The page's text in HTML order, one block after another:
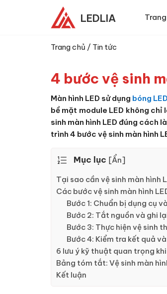
LEDLIA
Trang chủ / Tin tức
4 bước vệ sinh
Màn hình LED sử dụng bóng
bề mặt module LED không
sinh màn hình LED đúng cách
trình 4 bước vệ sinh màn hình
Mục lục [Ẩn]
Tại sao cần vệ sinh màn hình
Các bước vệ sinh màn hình
Bước 1: Chuẩn bị dụng cụ
Bước 2: Tắt nguồn và ghi
Bước 3: Thực hiện vệ sinh
Bước 4: Kiểm tra kết quả
6 lưu ý kỹ thuật quan trọng khi
Bảng tóm tắt: Vệ sinh màn
Kết luận